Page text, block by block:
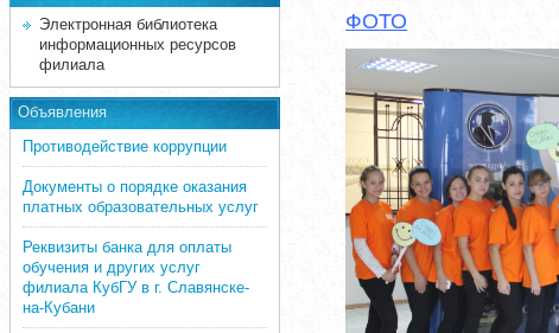
Электронная библиотека
информационных ресурсов
филиала
Объявления
Противодействие коррупции
Документы о порядке оказания
платных образовательных услуг
Реквизиты банка для оплаты
обучения и других услуг
филиала КубГУ в г. Славянске-
на-Кубани
ФОТО